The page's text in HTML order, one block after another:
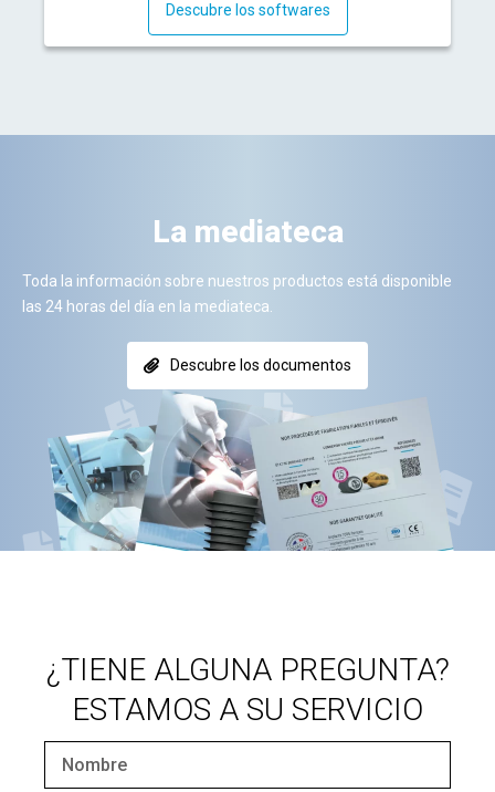
Descubre los softwares
La mediateca
Toda la información sobre nuestros productos está disponible
las 24 horas del día en la mediateca.
Descubre los documentos
¿TIENE ALGUNA PREGUNTA?
ESTAMOS A SU SERVICIO